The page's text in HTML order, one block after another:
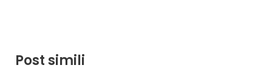
Post simili